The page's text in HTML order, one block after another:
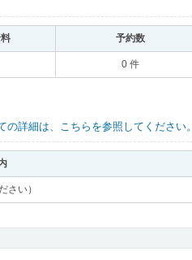
｡ 予約数｡
0 件
の詳細は、こちらを参照してください。
｡
い）